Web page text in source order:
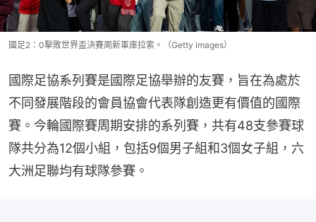
國足2：0擊敗世界盃決賽周新軍庫拉索。（Getty images）
國際足協系列賽是國際足協舉辦的友賽，旨在為處於
不同發展階段的會員協會代表隊創造更有價值的國際
賽。今輪國際賽周期安排的系列賽，共有48支參賽球
隊共分為12個小組，包括9個男子組和3個女子組，六
大洲足聯均有球隊參賽。